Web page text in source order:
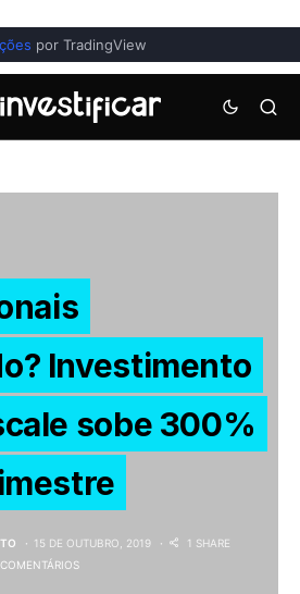
por TradingView
Investimento
sobe 300%
15 DE OUTUBRO, 2019
1 SHARE